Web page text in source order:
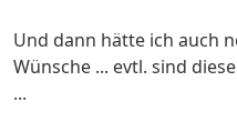
Und dann hätte ich auch
Wünsche ... evtl. sind
...